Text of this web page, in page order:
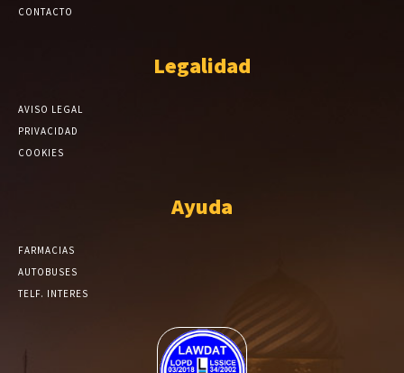
CONTACTO
Legalidad
AVISO LEGAL
PRIVACIDAD
COOKIES
Ayuda
FARMACIAS
AUTOBUSES
TELF. INTERES